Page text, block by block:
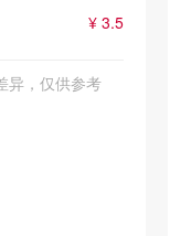
¥ 3.5
异，仅供参考